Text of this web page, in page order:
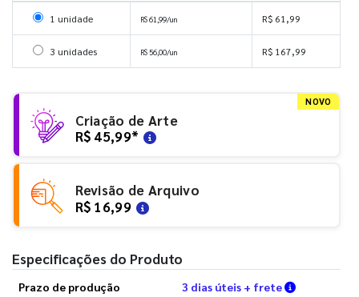
Selecionar 1 unidade
1 unidade R$ 61,99/un R$ 61,99
Selecionar 3 unidades
3 unidades R$ 56,00/un R$ 167,99
NOVO
Criação de Arte
R$ 45,99*
Revisão de Arquivo
R$ 16,99
Especificações do Produto
Prazo de produção 3 dias úteis + frete Verifique